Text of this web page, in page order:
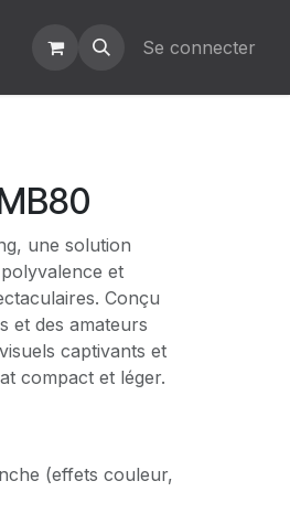
Se connecter
une solution
et
Conçu
et des amateurs
captivants et
compact et léger.
(effets couleur,